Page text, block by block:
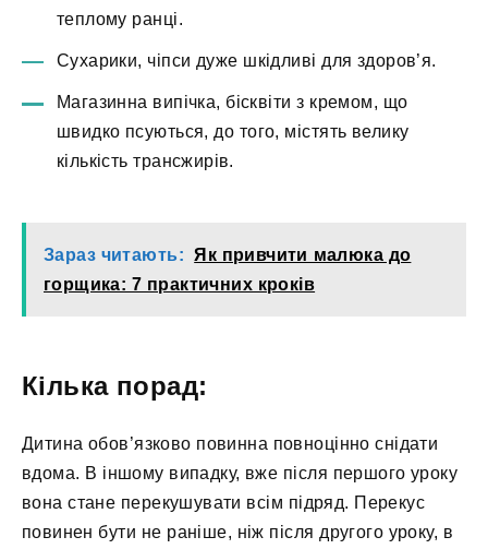
теплому ранці.
Сухарики, чіпси дуже шкідливі для здоров’я.
Магазинна випічка, бісквіти з кремом, що
швидко псуються, до того, містять велику
кількість трансжирів.
Зараз читають: Як привчити малюка до
горщика: 7 практичних кроків
Кілька порад:
Дитина обов’язково повинна повноцінно снідати
вдома. В іншому випадку, вже після першого уроку
вона стане перекушувати всім підряд. Перекус
повинен бути не раніше, ніж після другого уроку, в